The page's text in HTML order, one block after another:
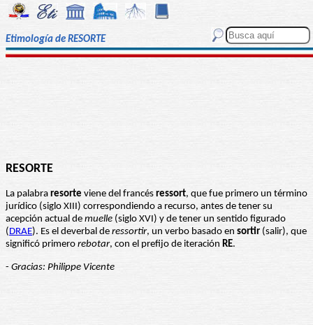
Etimología de RESORTE
RESORTE
La palabra resorte viene del francés ressort, que fue primero un término
jurídico (siglo XIII) correspondiendo a recurso, antes de tener su
acepción actual de muelle (siglo XVI) y de tener un sentido figurado
(DRAE). Es el deverbal de ressortir, un verbo basado en sortir (salir), que
significó primero rebotar, con el prefijo de iteración RE.
- Gracias: Philippe Vicente